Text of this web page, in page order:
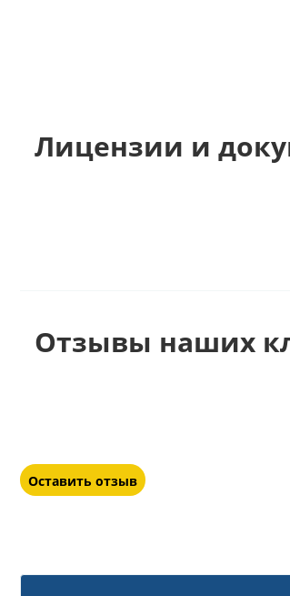
Лицензии и
Отзывы наших
Оставить отзыв